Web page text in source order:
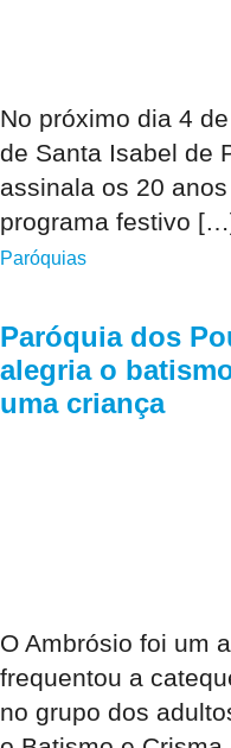
No próximo dia 4
de Santa Isabel de
assinala os 20
programa festivo
Paróquias
Paróquia dos
alegria o
uma criança
O Ambrósio foi um
frequentou a
no grupo dos